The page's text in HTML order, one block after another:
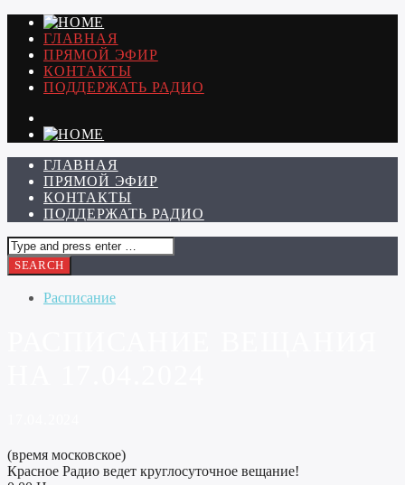
ГЛАВНАЯ
ПРЯМОЙ ЭФИР
КОНТАКТЫ
ПОДДЕРЖАТЬ РАДИО
ГЛАВНАЯ
ПРЯМОЙ ЭФИР
КОНТАКТЫ
ПОДДЕРЖАТЬ РАДИО
Расписание
(время московское)
Красное Радио ведет круглосуточное вещание!